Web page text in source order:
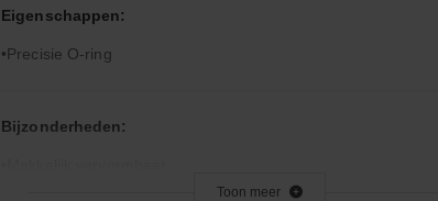
Eigenschappen:
Precisie O-ring
Bijzonderheden:
Toon meer